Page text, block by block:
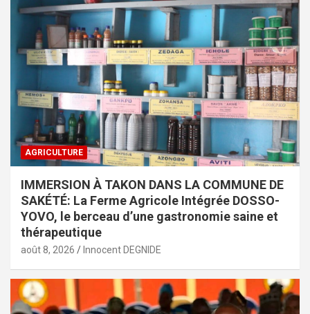
AGRICULTURE
IMMERSION À TAKON DANS LA COMMUNE DE
SAKÉTÉ: La Ferme Agricole Intégrée DOSSO-
YOVO, le berceau d’une gastronomie saine et
thérapeutique
août 8, 2026 Innocent DEGNIDE